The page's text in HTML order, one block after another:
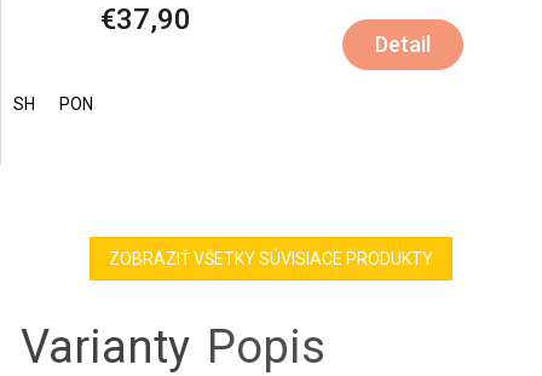
€37,90
Detail
SH PON
ZOBRAZIŤ VŠETKY SÚVISIACE PRODUKTY
Varianty Popis